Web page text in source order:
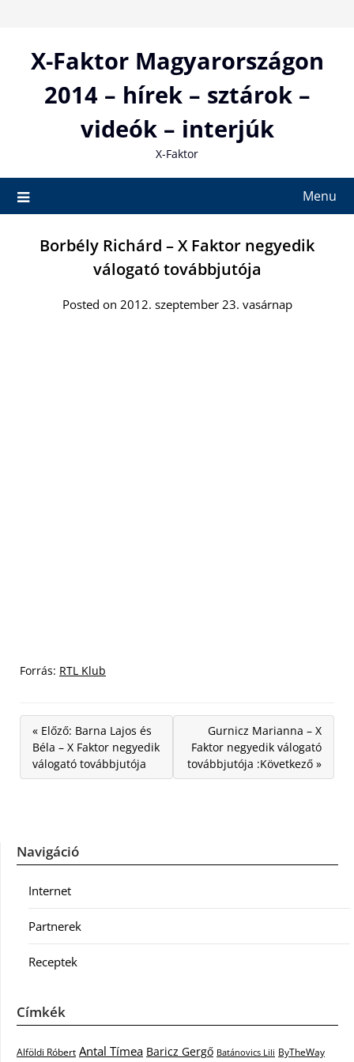
contentX-Faktor Magyarországon
2014 – hírek – sztárok –
videók – interjúk
X-Faktor
Menu
Borbély Richárd – X Faktor negyedik
válogató továbbjutója
Posted on 2012. szeptember 23. vasárnap
Forrás: RTL Klub
« Előző: Barna Lajos és
Béla – X Faktor negyedik
válogató továbbjutója
Gurnicz Marianna – X
Faktor negyedik válogató
továbbjutója :Következő »
Navigáció
Internet
Partnerek
Receptek
Címkék
Alföldi Róbert Antal Tímea Baricz Gergő Batánovics Lili ByTheWay